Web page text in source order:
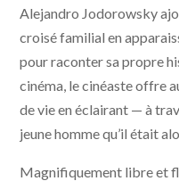
Alejandro Jodorowsky
croisé familial en
pour raconter sa propre
cinéma, le cinéaste offre
de vie en éclairant — à
jeune homme qu’il était
Magnifiquement libre et